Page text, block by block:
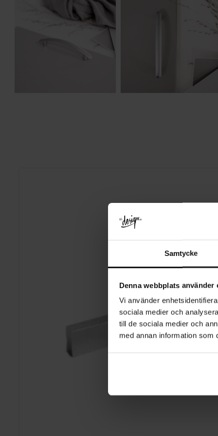
Samtycke
Denna webbplats använder
Vi använder
sociala medier och
till de sociala medier och
med annan information som